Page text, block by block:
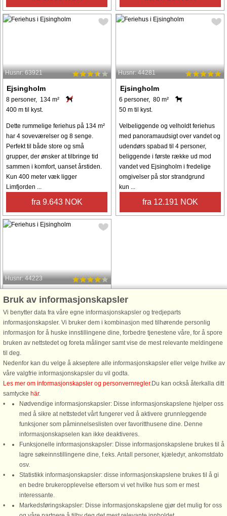
Husnr: 63921
Ejsingholm
8 personer, 134 m²
400 m til kyst.
Dette rummelige feriehus på 134 m²
har 4 soveværelser og 8 senge.
Perfekt til både store og små
grupper, der ønsker at tilbringe tid
sammen i komfort, uanset årstiden.
Kun 400 meter væk ligger
Limfjorden ...
fra 9.643 NOK
Husnr: 44281
Ejsingholm
6 personer, 80 m²
50 m til kyst.
Velbeliggende og velholdt feriehus
med panoramaudsigt over vandet og
udendørs spabad til 4 personer,
beliggende i første række ud mod
vandet ved Ejsingholm i fredelige
omgivelser på stor strandgrund
kun ...
fra 12.191 NOK
Husnr: 44223
Ejsingholm
100 m til kyst.
Dette smukt renoverede feriehus,
fuldt opdateret i 2020, byder på
moderne komfort med en fantastisk
beliggenhed ved vandet ved
Limfjorden, kun 100 meter fra en
børnevenlig strand. Huset er
designet til ...
fra 53.379 NOK
alle hus i området.
DanCenter A/S - Kronprinsensgade 3, 2. - 1114 København K - Danmark
Bruk av informasjonskapsler
Vi benytter data fra våre egne informasjonskapsler og tredjeparts
informasjonskapsler. Vi bruker dem i kombinasjon med tilhørende personlig
informasjon for å huske innstillingene dine, forbedre tjenestene våre, for å spore
bruken av nettstedet og foreta målinger samt vise de mest relevante meldingene
til deg.
Nedenfor kan du velge å akseptere alle informasjonskapsler eller velge hvilke av
våre valgfrie informasjonskapsler du vil godta.
Les mer om informasjonskapsler og personvernregler.Du kan också återkalla ditt
samtycke här.
Nødvendige informasjonskapsler: Disse informasjonskapslene hjelper oss
med å sikre at nettstedet vårt fungerer ved å aktivere grunnleggende
funksjoner som påminnelseslisten over favoritthusene dine. Denne
informasjonskapselen kan ikke deaktiveres.
Funksjonelle informasjonskapsler: Disse informasjonskapslene brukes til å
lagre søkeinnstillingene dine, f.eks. Antall personer, kjæledyr, ankomstdato
osv.
Statistikk informasjonskapsler: disse informasjonskapslene brukes til å gi
en bedre brukeropplevelse ettersom vi vet hvilke hus som er mest
interessante.
Markedsføringskapsler: Disse informasjonskapslene gjør det mulig for oss